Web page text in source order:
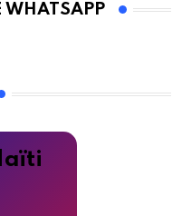
WHATSAPP